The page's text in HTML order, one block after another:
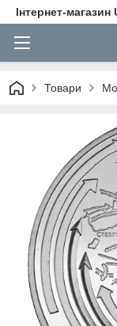
Інтернет-магазин
Товари